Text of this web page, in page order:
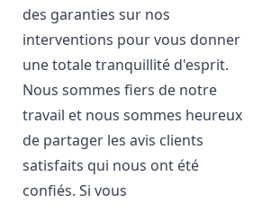
des garanties sur nos
interventions pour vous donner
une totale tranquillité d'esprit.
Nous sommes fiers de notre
travail et nous sommes heureux
de partager les avis clients
satisfaits qui nous ont été
confiés. Si vous